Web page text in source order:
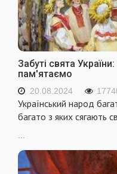
Забуті свята
пам'ятаємо
20.08.2024
Український народ
багато з яких сягають